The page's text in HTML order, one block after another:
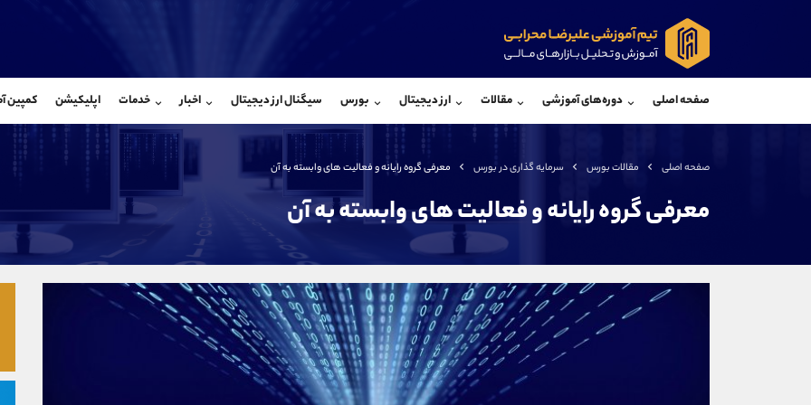
صفحه اصلی دوره‌های آموزشی مقالات ارز دیجیتال بورس سیگنال ارز دیجیتال اخبار خدمات اپلیکیشن کمپین
صفحه اصلی مقالات بورس سرمایه گذاری در بورس معرفی گروه رایانه و فعالیت های وابسته به آن
معرفی گروه رایانه و فعالیت های وابسته به آن
شروع گفتگو
@Armteam_admin_por
واتساپ شروع گفتگو
@Armteam_admin_33
118
واتساپ شروع
تلگرام
تلفن
بدون پیش شماره